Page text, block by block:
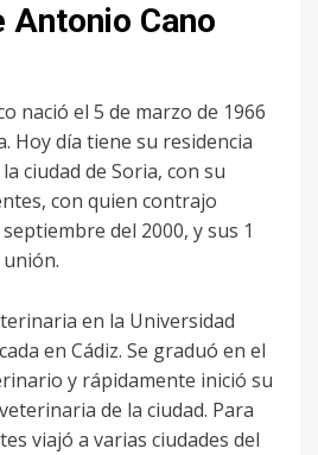
Antonio Cano
nació el 5 de marzo de 1966
Hoy día tiene su residencia
ciudad de Soria, con su
con quien contrajo
del 2000, y sus 1
en la Universidad
en Cádiz. Se graduó en el
y rápidamente inició su
de la ciudad. Para
viajó a varias ciudades del